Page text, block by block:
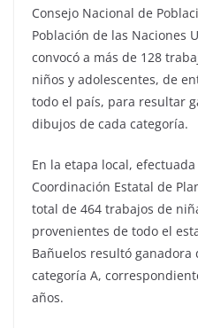
Consejo Nacional de
Población de las Naciones
convocó a más de 128
niños y adolescentes, de
todo el país, para resultar
dibujos de cada categoría.
En la etapa local,
Coordinación Estatal de
total de 464 trabajos de
provenientes de todo el
Bañuelos resultó
categoría A,
años.